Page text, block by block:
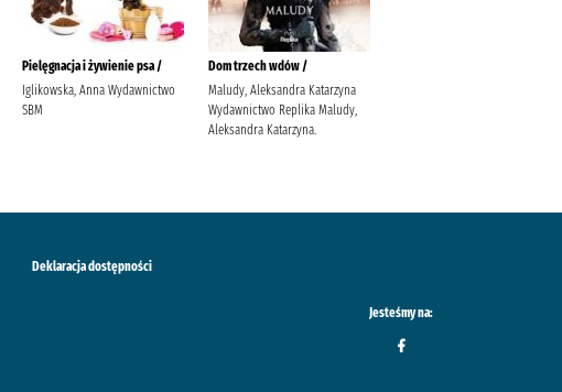
Pielęgnacja i żywienie psa /
Iglikowska, Anna Wydawnictwo
SBM
Dom trzech wdów /
Maludy, Aleksandra Katarzyna
Wydawnictwo Replika Maludy,
Aleksandra Katarzyna.
Deklaracja dostępności
Jesteśmy na: